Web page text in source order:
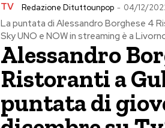
TV Redazione Dituttounpop - 04/12/
La puntata di Alessandro Borghese 4
Sky UNO e NOW in streaming è a
Alessandro
Ristoranti a
puntata di